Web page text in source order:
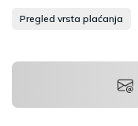
Pregled vrsta plaćanja